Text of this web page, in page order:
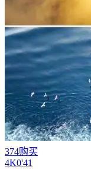
374购买
4K0'41